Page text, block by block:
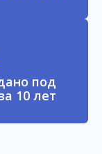
под
10 лет